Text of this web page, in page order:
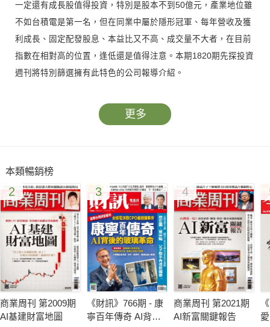
一定還有成長股值得投資，特別是股本不到50億元，產業地位雖
不如台積電是第一名，但在同業中屬於隱形冠軍、每年營收及獲
利成長、固定配發股息、本益比又不高、成交量不大者，在目前
指數在相對高的位置，逢低還是值得注意。本期1820期先探投資
週刊將特別篩選擁有此特色的公司報導介紹。
更多
本類暢銷榜
2
商業周刊 第2009期
AI基建財富地圖
3
《財訊》766期 - 康
寧百年傳奇 AI背後
4
商業周刊 第2021期
AI新富關鍵報告